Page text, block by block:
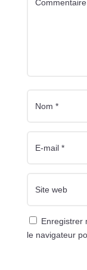
Enregistrer
le navigateur